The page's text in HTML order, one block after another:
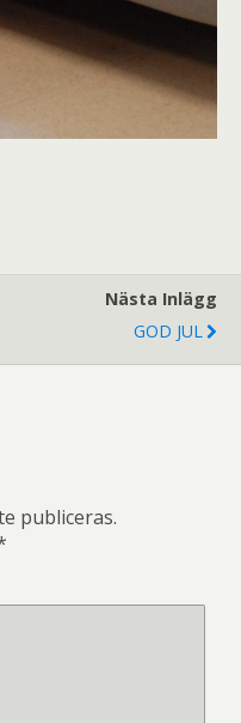
Nästa Inlägg
GOD JUL
publiceras.